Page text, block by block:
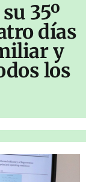
35º
días
y
los